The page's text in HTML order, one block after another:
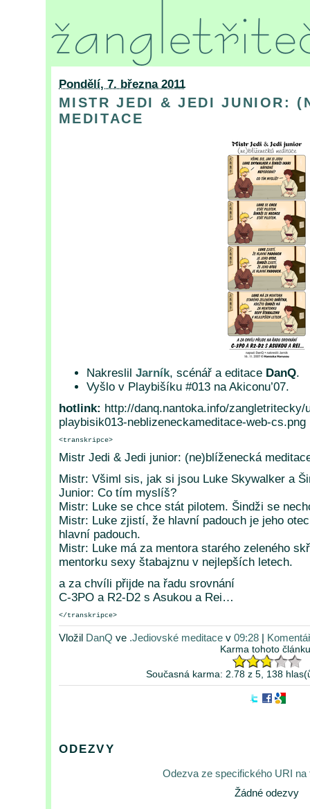
Pondělí, 7. března 2011
MISTR JEDI & JEDI JUNIOR:
MEDITACE
Nakreslil Jarník, scénář a editace DanQ.
Vyšlo v Playbišíku #013 na Akiconu’07.
hotlink: http://danq.nantoka.info/zangletritecky/
playbisik013-neblizeneckameditace-web-cs.png
<transkripce>
Mistr Jedi & Jedi junior: (ne)blíženecká
Mistr: Všiml sis, jak si jsou Luke Skywalker a
Junior: Co tím myslíš?
Mistr: Luke se chce stát pilotem. Šindži se
Mistr: Luke zjistí, že hlavní padouch je jeho
hlavní padouch.
Mistr: Luke má za mentora starého zeleného
mentorku sexy štabajznu v nejlepších letech.
a za chvíli přijde na řadu srovnání
C-3PO a R2-D2 s Asukou a Rei…
</transkripce>
Vložil DanQ ve .Jediovské meditacev 09:28|
Karma tohoto
Současná karma: 2.78 z 5, 138
ODEZVY
Odezva ze specifického URI na
Žádné odezvy